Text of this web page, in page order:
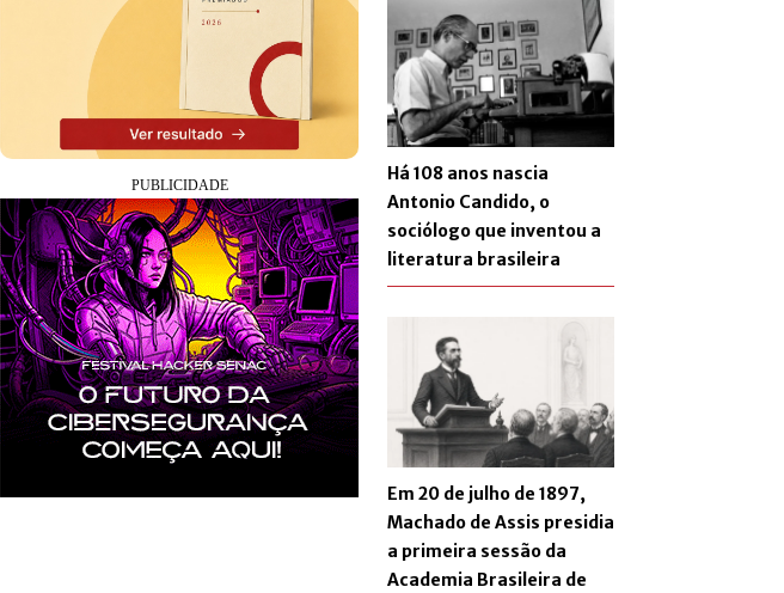
Há 108 anos nascia
Antonio Candido, o
sociólogo que inventou a
literatura brasileira
Em 20 de julho de 1897,
Machado de Assis presidia
a primeira sessão da
Academia Brasileira de